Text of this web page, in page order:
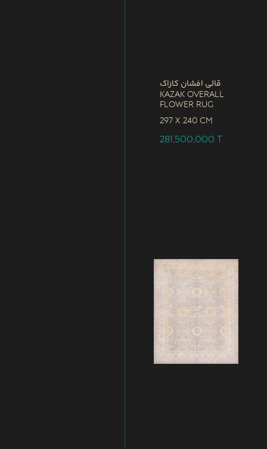
قالی افشان کازاک
Kazak Overall
Flower Rug
297 x 240 CM
281,500,000T